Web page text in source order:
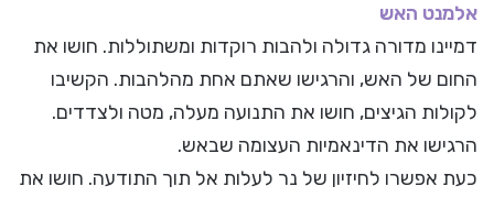
אלמנט האש
דמיינו מדורה גדולה ולהבות רוקדות ומשתוללות. חושו את
החום של האש, והרגישו שאתם אחת מהלהבות. הקשיבו
לקולות הגיצים, חושו את התנועה מעלה, מטה ולצדדים.
הרגישו את הדינאמיות העצומה שבאש.
כעת אפשרו לחיזיון של נר לעלות אל תוך התודעה. חושו את